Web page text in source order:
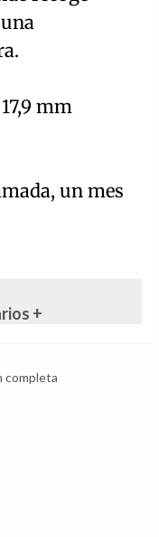
mm
un mes
+
completa